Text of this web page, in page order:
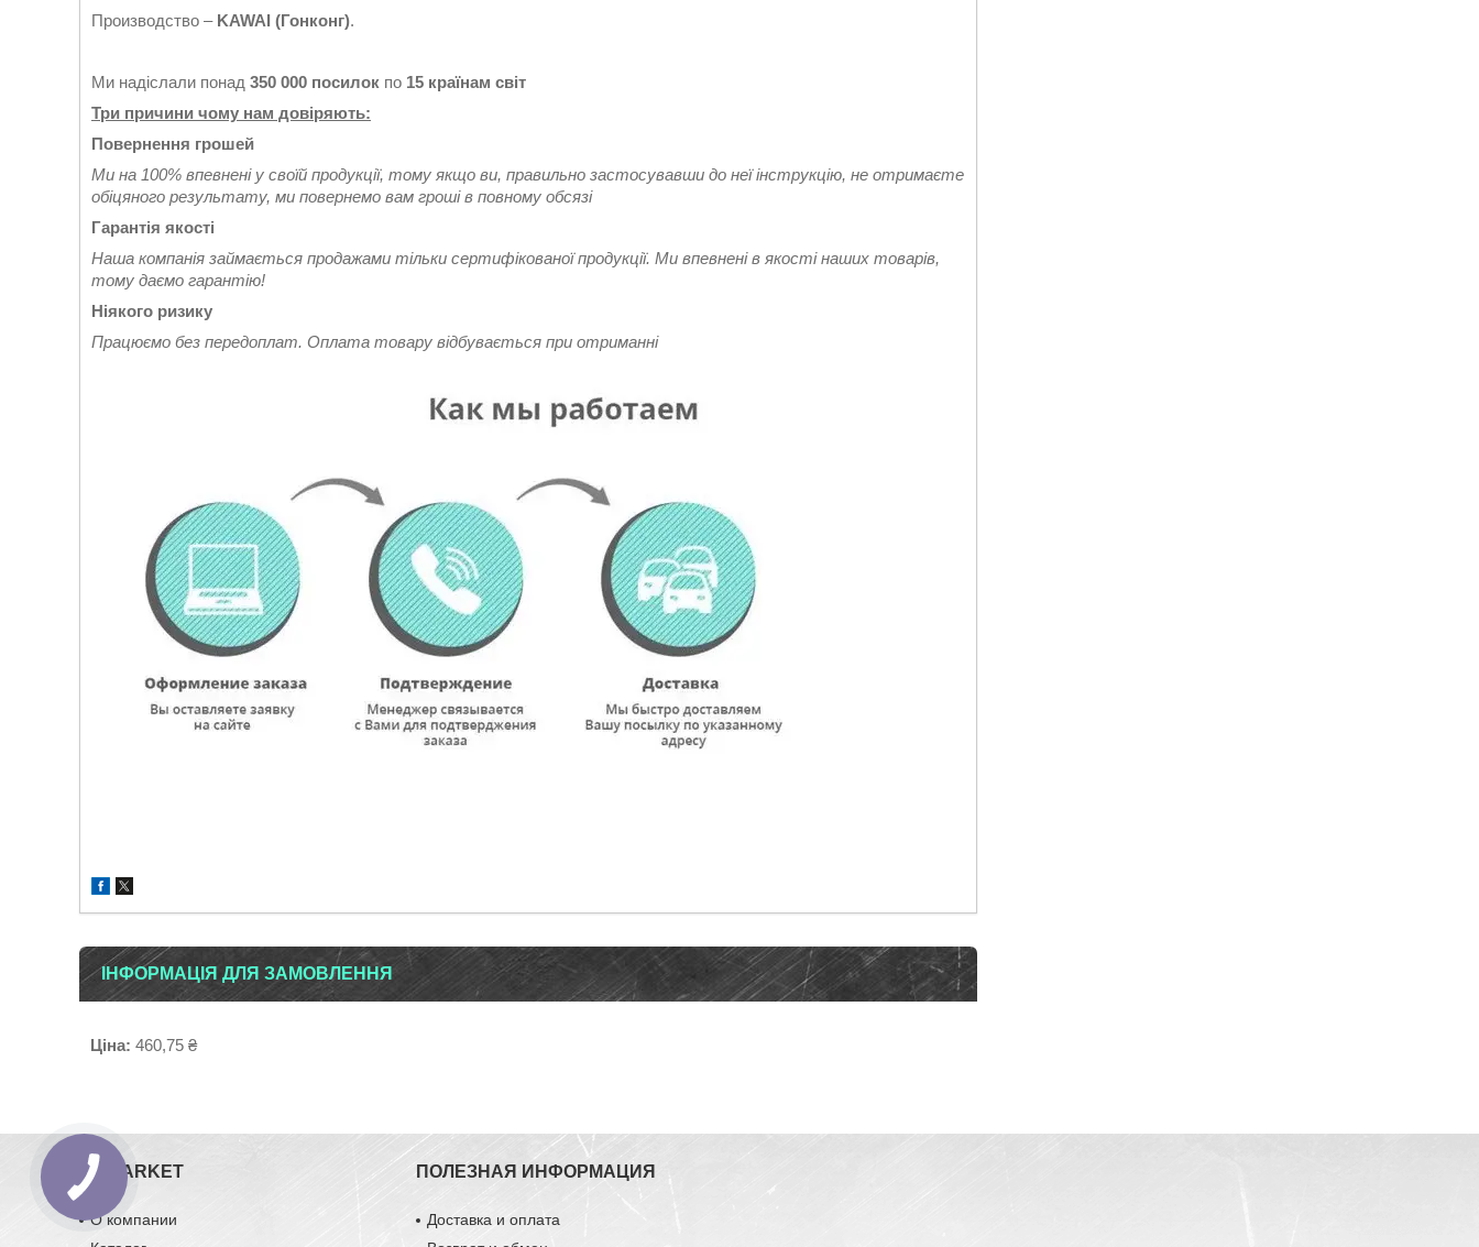
Производство – KAWAI (Гонконг).
Ми надіслали понад 350 000 посилок по 15 країнам світ
Три причини чому нам довіряють:
Повернення грошей
Ми на 100% впевнені у своїй продукції, тому якщо ви, правильно застосувавши до неї інструкцію, не отримаєте
обіцяного результату, ми повернемо вам гроші в повному обсязі
Гарантія якості
Наша компанія займається продажами тільки сертифікованої продукції. Ми впевнені в якості наших товарів,
тому даємо гарантію!
Ніякого ризику
Працюємо без передоплат. Оплата товару відбувається при отриманні
ІНФОРМАЦІЯ ДЛЯ ЗАМОВЛЕННЯ
Ціна: 460,75 ₴
ZIPMARKET
О компании
ПОЛЕЗНАЯ ИНФОРМАЦИЯ
Доставка и оплата